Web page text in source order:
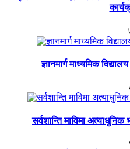
ज्ञानमार्ग माध्यमिक
सर्वशान्ति माविमा